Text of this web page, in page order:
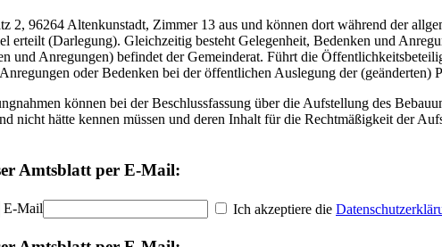
2, 96264 Altenkunstadt, Zimmer 13 aus und können dort während der
erteilt (Darlegung). Gleichzeitig besteht Gelegenheit, Bedenken und
und Anregungen) befindet der Gemeinderat. Führt die
oder Bedenken bei der öffentlichen Auslegung der
können bei der Beschlussfassung über die Aufstellung des
nicht hätte kennen müssen und deren Inhalt für die Rechtmäßigkeit der
Amtsblatt per E-Mail:
E-Mail Ich akzeptiere die